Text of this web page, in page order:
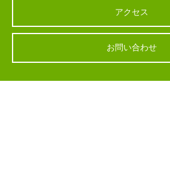
アクセス
お問い合わせ